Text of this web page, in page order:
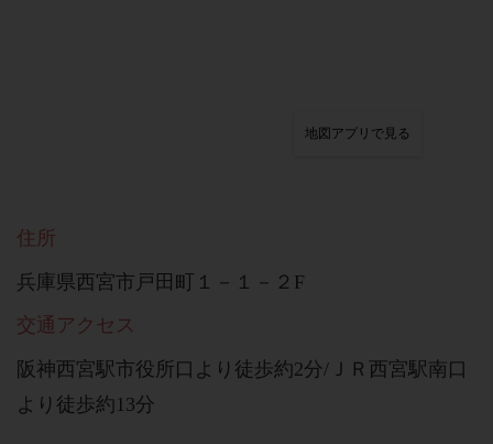
地図アプリで見る
住所
兵庫県西宮市戸田町１－１－２F
交通アクセス
阪神西宮駅市役所口より徒歩約2分/ＪＲ西宮駅南口
より徒歩約13分